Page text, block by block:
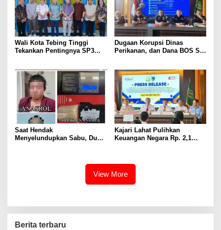
Wali Kota Tebing Tinggi
Tekankan Pentingnya SP3
Dugaan Korupsi Dinas
Perikanan, dan Dana BOS SD
Saat Hendak
Menyelundupkan Sabu, Dua
Kajari Lahat Pulihkan
Keuangan Negara Rp. 2,1
View More
Berita terbaru